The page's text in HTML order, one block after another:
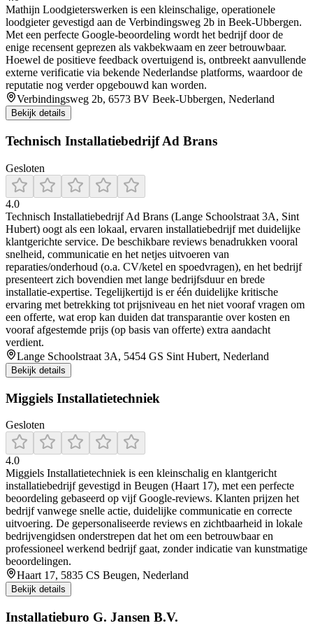
Mathijn Loodgieterswerken is een kleinschalige, operationele
loodgieter gevestigd aan de Verbindingsweg 2b in Beek‑Ubbergen.
Met een perfecte Google‑beoordeling wordt het bedrijf door de
enige recensent geprezen als vakbekwaam en zeer betrouwbaar.
Hoewel de positieve feedback overtuigend is, ontbreekt aanvullende
externe verificatie via bekende Nederlandse platforms, waardoor de
reputatie nog verder opgebouwd kan worden.
Verbindingsweg 2b, 6573 BV Beek-Ubbergen, Nederland
Bekijk details
Technisch Installatiebedrijf Ad Brans
Gesloten
4.0
Technisch Installatiebedrijf Ad Brans (Lange Schoolstraat 3A, Sint
Hubert) oogt als een lokaal, ervaren installatiebedrijf met duidelijke
klantgerichte service. De beschikbare reviews benadrukken vooral
snelheid, communicatie en het netjes uitvoeren van
reparaties/onderhoud (o.a. CV/ketel en spoedvragen), en het bedrijf
presenteert zich bovendien met lange bedrijfsduur en brede
installatie-expertise. Tegelijkertijd is er één duidelijke kritische
ervaring met betrekking tot prijsniveau en het niet vooraf vragen om
een offerte, wat erop kan duiden dat transparantie over kosten en
vooraf afgestemde prijs (op basis van offerte) extra aandacht
verdient.
Lange Schoolstraat 3A, 5454 GS Sint Hubert, Nederland
Bekijk details
Miggiels Installatietechniek
Gesloten
4.0
Miggiels Installatietechniek is een kleinschalig en klantgericht
installatiebedrijf gevestigd in Beugen (Haart 17), met een perfecte
beoordeling gebaseerd op vijf Google‑reviews. Klanten prijzen het
bedrijf vanwege snelle actie, duidelijke communicatie en correcte
uitvoering. De gepersonaliseerde reviews en zichtbaarheid in lokale
bedrijvengidsen onderstrepen dat het om een betrouwbaar en
professioneel werkend bedrijf gaat, zonder indicatie van kunstmatige
beoordelingen.
Haart 17, 5835 CS Beugen, Nederland
Bekijk details
Installatieburo G. Jansen B.V.